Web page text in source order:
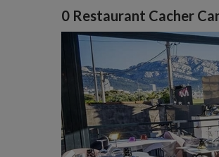
0 Restaurant Cacher
Previous